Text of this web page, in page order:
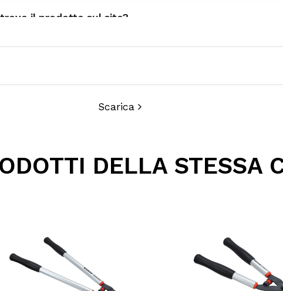
il prodotto sul sito?
Scarica
DELLA STESSA